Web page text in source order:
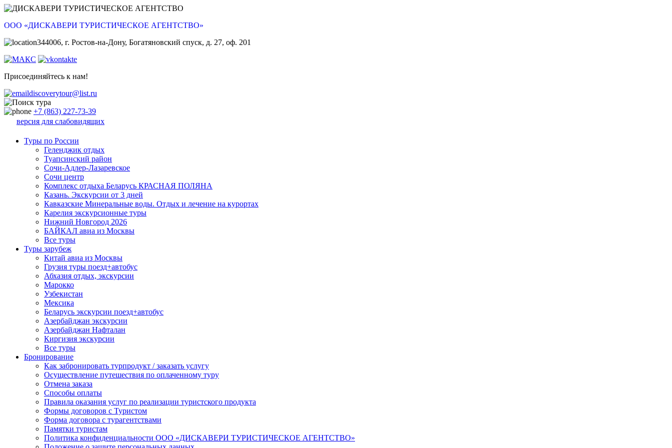
ООО «ДИСКАВЕРИ ТУРИСТИЧЕСКОЕ АГЕНТСТВО»
344006, г. Ростов-на-Дону, Богатяновский спуск, д. 27, оф. 201
Присоединяйтесь к нам!
discoverytour@list.ru
+7 (863) 227-73-39
версия для слабовидящих
Туры по России
Геленджик отдых
Туапсинский район
Сочи-Адлер-Лазаревское
Сочи центр
Комплекс отдыха Беларусь КРАСНАЯ ПОЛЯНА
Казань. Экскурсии от 3 дней
Кавказские Минеральные воды. Отдых и лечение на курортах
Карелия экскурсионные туры
Нижний Новгород 2026
БАЙКАЛ авиа из Москвы
Все туры
Туры зарубеж
Китай авиа из Москвы
Грузия туры поезд+автобус
Абхазия отдых, экскурсии
Марокко
Узбекистан
Мексика
Беларусь экскурсии поезд+автобус
Азербайджан экскурсии
Азербайджан Нафталан
Киргизия экскурсии
Все туры
Бронирование
Как забронировать турпродукт / заказать услугу
Осуществление путешествия по оплаченному туру
Отмена заказа
Способы оплаты
Правила оказания услуг по реализации туристского продукта
Формы договоров с Туристом
Форма договора с турагентствами
Памятки туристам
Политика конфиденциальности ООО «ДИСКАВЕРИ ТУРИСТИЧЕСКОЕ АГЕНТСТВО»